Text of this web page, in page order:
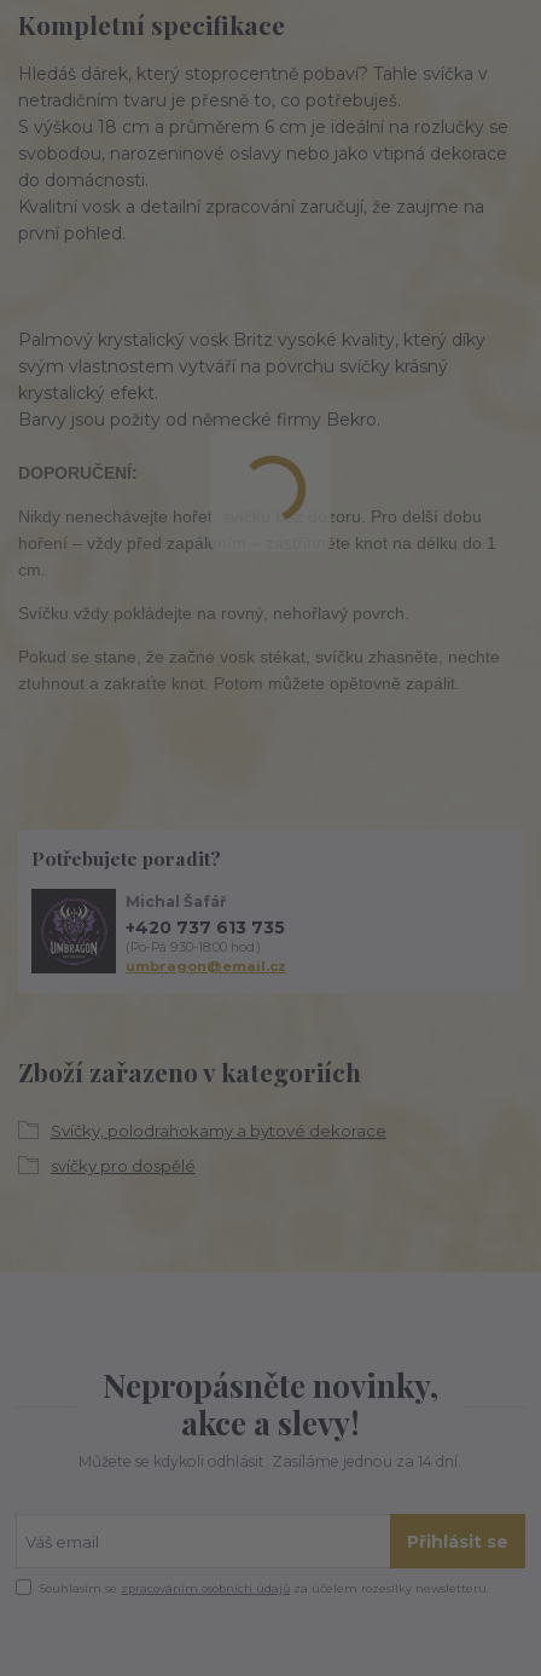
Kompletní specifikace
Hledáš dárek, který stoprocentně pobaví? Tahle svíčka v
netradičním tvaru je přesně to, co potřebuješ.
S výškou 18 cm a průměrem 6 cm je ideální na rozlučky se
svobodou, narozeninové oslavy nebo jako vtipná dekorace
do domácnosti.
Kvalitní vosk a detailní zpracování zaručují, že zaujme na
první pohled.
Palmový krystalický vosk Britz vysoké kvality, který díky
svým vlastnostem vytváří na povrchu svíčky krásný
krystalický efekt.
Barvy jsou požity od německé firmy Bekro.
DOPORUČENÍ:
Nikdy nenechávejte hořet svíčku bez dozoru. Pro delší dobu
hoření – vždy před zapálením – zastřihněte knot na délku do 1
cm.
Svíčku vždy pokládejte na rovný, nehořlavý povrch.
Pokud se stane, že začne vosk stékat, svíčku zhasněte, nechte
ztuhnout a zakraťte knot. Potom můžete opětovně zapálit.
Zboží zařazeno v kategoriích
Svíčky, polodrahokamy a bytové dekorace
svíčky pro dospělé
Potřebujete poradit?
Michal Šafář
+420 737 613 735
(Po-Pá 9:30-18:00 hod.)
umbragon@email.cz
Nepropásněte novinky,
akce a slevy!
Můžete se kdykoli odhlásit. Zasíláme jednou za 14 dní.
Přihlásit se
Souhlasím se zpracováním osobních údajů za účelem rozesílky newsletteru.